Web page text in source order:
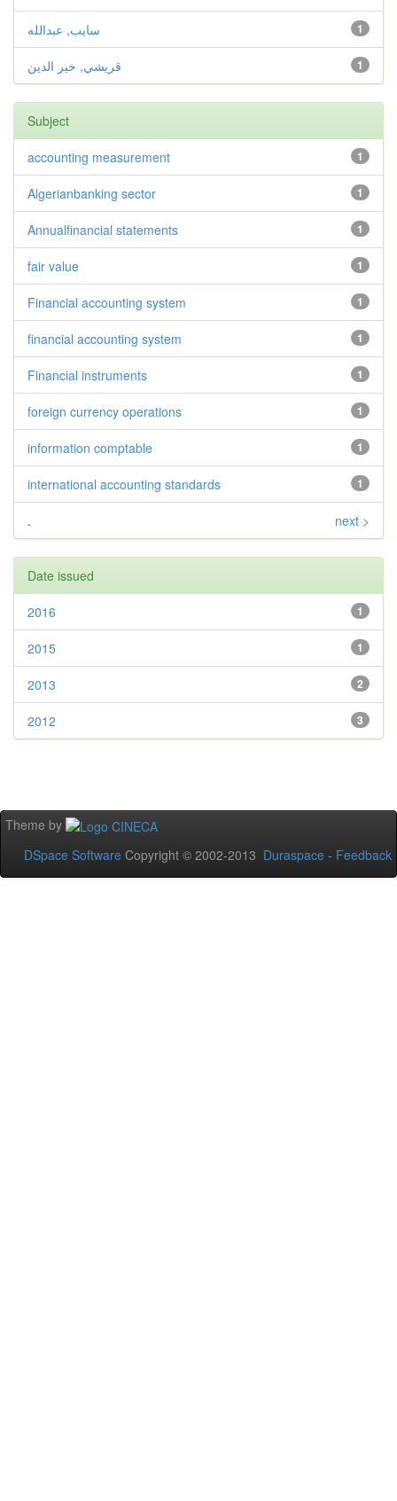
1 سايب, عبدالله
1 قريشي, خير الدين
Subject
1
accounting measurement
1
Algerianbanking sector
1
Annualfinancial statements
1
fair value
1
Financial accounting system
1
financial accounting system
1
Financial instruments
1
foreign currency operations
1
information comptable
1
international accounting standards
. next >
Date issued
1
2016
1
2015
2
2013
3
2012
Theme by
DSpace Software Copyright © 2002-2013 Duraspace - Feedback